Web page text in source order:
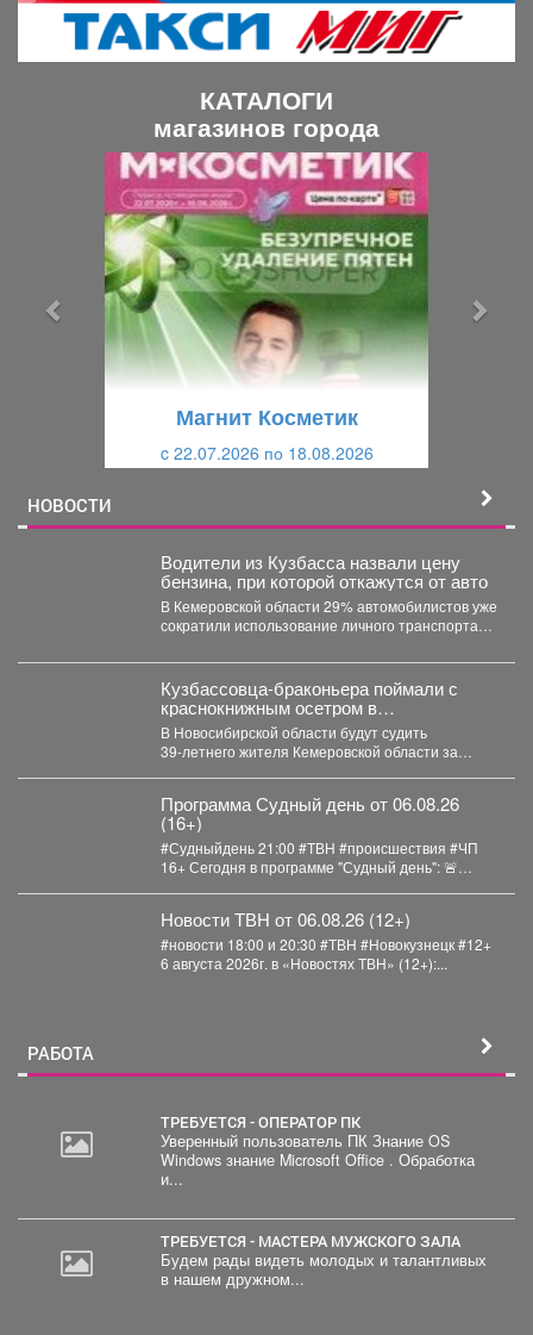
КАТАЛОГИ
магазинов города
Магнит Косметик
c 22.07.2026 по 18.08.2026
НОВОСТИ
Водители из Кузбасса назвали цену
бензина, при которой откажутся от авто
В Кемеровской области 29% автомобилистов уже
сократили использование личного транспорта
Кузбассовца-браконьера поймали с
краснокнижным осетром в
Новосибирске
В Новосибирской области будут судить
39‑летнего жителя Кемеровской области за
Программа Судный день от 06.08.26
(16+)
#Судныйдень 21:00 #ТВН #происшествия #ЧП
16+ Сегодня в программе "Судный день": 🚨
Новости ТВН от 06.08.26 (12+)
#новости 18:00 и 20:30 #ТВН #Новокузнецк #12+
6 августа 2026г. в «Новостях ТВН» (12+):...
РАБОТА
ТРЕБУЕТСЯ - ОПЕРАТОР ПК
Уверенный пользователь ПК Знание OS
Windows знание Microsoft Office . Обработка
и...
ТРЕБУЕТСЯ - МАСТЕРА МУЖСКОГО ЗАЛА
Будем рады видеть молодых и талантливых
в нашем дружном...